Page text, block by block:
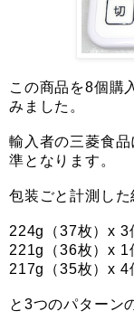
この商品を8個購
みました。
輸入者の三菱食
準となります。
包装ごと計測した
224g（37枚）x 3
221g（36枚）x 1
217g（35枚）x 4
と3つのパターン